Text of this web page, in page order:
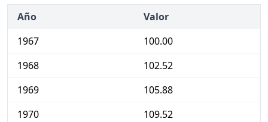
Año
Valor
1967
100.00
1968
102.52
1969
105.88
1970
109.52